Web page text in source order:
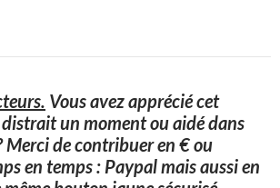
Vous avez apprécié cet
un moment ou aidé dans
Merci de contribuer en € ou
en temps : Paypal mais aussi en